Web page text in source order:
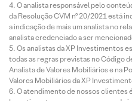
O analista responsável pelo
da Resolução CVM nº 20/2021 está
a indicação de mais um analista no
analista credenciado a ser
Os analistas da XP Investimentos
todas as regras previstas no Código
Analista de Valores Mobiliários e na
Valores Mobiliários da XP
O atendimento de nossos clientes